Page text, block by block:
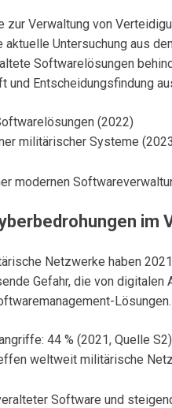
zur Verwaltung von
aktuelle Untersuchung aus
Softwarelösungen
und Entscheidungsfindung
(2022)
militärischer Systeme
modernen
im
Netzwerke haben
Gefahr, die von digitalen
Lösungen.
44 % (2021, Quelle S2)
weltweit militärische
Software und